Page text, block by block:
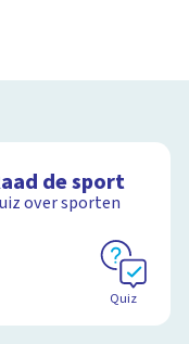
de sport
over sporten
Quiz